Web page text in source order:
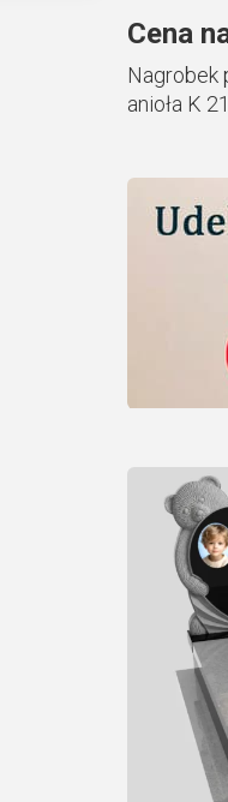
Cena
Nagrobek
anioła K